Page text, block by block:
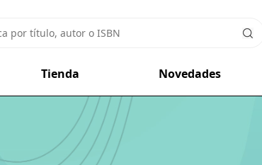
Tienda Novedades